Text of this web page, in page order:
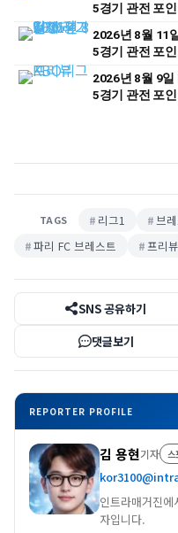
5경기 관전 포
2026년 8월 11
5경기 관전 포
2026년 8월 9일
5경기 관전 포
TAGS 리그1 브
파리 FC 브레스트
프리뷰
SNS 공유하기
댓글보기
REPORTER PROFILE
김 용현기자 스
인트라매거진
자입니다.